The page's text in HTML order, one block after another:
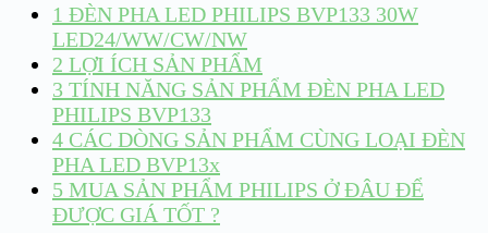
1 ĐÈN PHA LED PHILIPS BVP133 30W
LED24/WW/CW/NW
2 LỢI ÍCH SẢN PHẨM
3 TÍNH NĂNG SẢN PHẨM ĐÈN PHA LED
PHILIPS BVP133
4 CÁC DÒNG SẢN PHẨM CÙNG LOẠI ĐÈN
PHA LED BVP13x
5 MUA SẢN PHẨM PHILIPS Ở ĐÂU ĐỂ
ĐƯỢC GIÁ TỐT ?